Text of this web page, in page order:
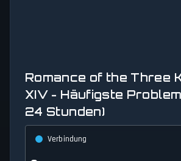
Romance of the Three
XIV - Häufigste
24 Stunden)
Verbindung